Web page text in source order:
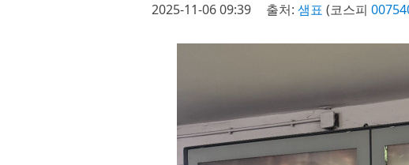
2025-11-06 09:39 출처: 샘표 (코스피